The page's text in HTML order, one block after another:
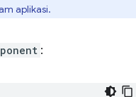
aplikasi.
: